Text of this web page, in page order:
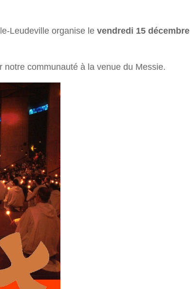
Leudeville organise le vendredi 15 décembre
communauté à la venue du Messie.